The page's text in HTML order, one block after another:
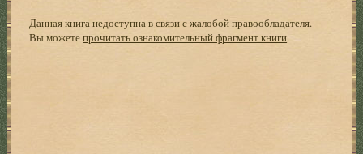
Данная книга недоступна в связи с жалобой правообладателя.
Вы можетепрочитать ознакомительный фрагмент книги.